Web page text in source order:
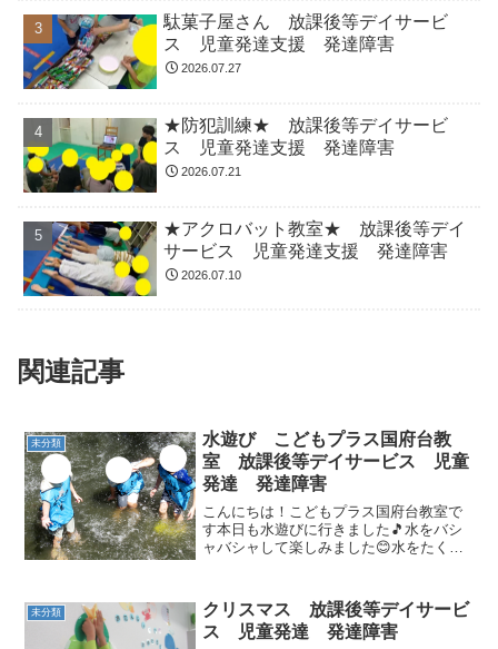
駄菓子屋さん 放課後等デイサービ
ス 児童発達支援 発達障害
2026.07.27
★防犯訓練★ 放課後等デイサービ
ス 児童発達支援 発達障害
2026.07.21
★アクロバット教室★ 放課後等デイ
サービス 児童発達支援 発達障害
2026.07.10
関連記事
未分類
水遊び こどもプラス国府台教
室 放課後等デイサービス 児童
発達 発達障害
こんにちは！こどもプラス国府台教室で
す本日も水遊びに行きました🎵水をバシ
ャバシャして楽しみました😊水をたくさ
ね！来週も頑張りましょう💪
未分類
クリスマス 放課後等デイサービ
ス 児童発達 発達障害